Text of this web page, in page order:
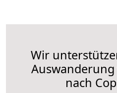
Wir
nach